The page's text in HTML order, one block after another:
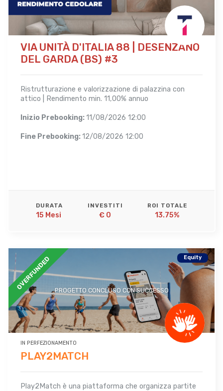
PROGETTO CONCLUSO CON SUCCESSO
OVERFUNDED Equity
IN PERFEZIONAMENTO
PLAY2MATCH
Play2Match è una piattaforma che organizza partite
VIA UNITÀ D'ITALIA 88 | DESENZANO
DEL GARDA (BS) #3
Ristrutturazione e valorizzazione di palazzina con
attico | Rendimento min. 11,00% annuo
Inizio Prebooking:11/08/2026 12:00
Fine Prebooking:12/08/2026 12:00
DURATA
15 Mesi
INVESTITI
€ 0
ROI TOTALE
13.75%